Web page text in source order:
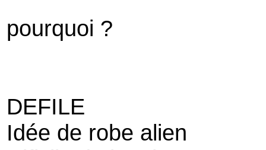
pourquoi ?
DEFILE
Idée de robe alien